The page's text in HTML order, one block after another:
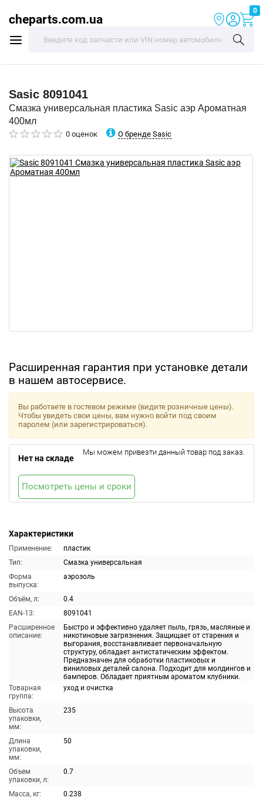
cheparts.com.ua
0
Sasic 8091041
Смазка универсальная пластика Sasic аэр Ароматная
400мл
0 оценок О бренде Sasic
Расширенная гарантия при установке детали
в нашем автосервисе.
Характеристики
Применение:
пластик
Тип:
Смазка универсальная
Форма
выпуска:
аэрозоль
Объём, л:
0.4
EAN-13:
8091041
Расширенное
описание:
Быстро и эффективно удаляет пыль, грязь, масляные и
никотиновые загрязнения. Защищает от старения и
выгорания, восстанавливает первоначальную
структуру, обладает антистатическим эффектом.
Предназначен для обработки пластиковых и
виниловых деталей салона. Подходит для молдингов и
бамперов. Обладает приятным ароматом клубники.
Товарная
группа:
уход и очистка
Высота
упаковки,
мм:
235
Длина
упаковки,
мм:
50
Объем
упаковки, л:
0.7
Масса, кг:
0.238
Вы работаете в гостевом режиме (видите розничные цены).
Чтобы увидеть свои цены, вам нужно войти под своим
паролем (или зарегистрироваться).
Нет на складе
Мы можем привезти данный товар под заказ.
Посмотреть цены и сроки